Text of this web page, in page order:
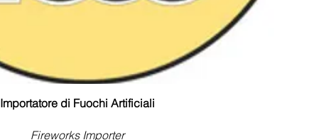
Importatore di Fuochi Artificiali
Fireworks Importer